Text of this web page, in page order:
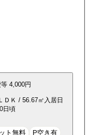
4,000円
ＤＫ / 56.67㎡ 入居日
日頃
ト無料 P空き有